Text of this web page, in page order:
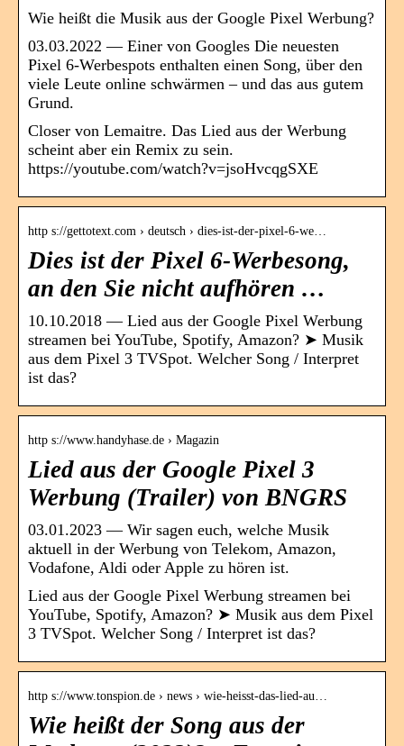
Wie heißt die Musik aus der Google Pixel Werbung?
03.03.2022 — Einer von Googles Die neuesten
Pixel 6-Werbespots enthalten einen Song, über den
viele Leute online schwärmen – und das aus gutem
Grund.
Closer von Lemaitre. Das Lied aus der Werbung
scheint aber ein Remix zu sein.
https://youtube.com/watch?v=jsoHvcqgSXE
http s://gettotext.com › deutsch › dies-ist-der-pixel-6-we…
Dies ist der Pixel 6-Werbesong,
an den Sie nicht aufhören …
10.10.2018 — Lied aus der Google Pixel Werbung
streamen bei YouTube, Spotify, Amazon? ➤ Musik
aus dem Pixel 3 TVSpot. Welcher Song / Interpret
ist das?
http s://www.handyhase.de › Magazin
Lied aus der Google Pixel 3
Werbung (Trailer) von BNGRS
03.01.2023 — Wir sagen euch, welche Musik
aktuell in der Werbung von Telekom, Amazon,
Vodafone, Aldi oder Apple zu hören ist.
Lied aus der Google Pixel Werbung streamen bei
YouTube, Spotify, Amazon? ➤ Musik aus dem Pixel
3 TVSpot. Welcher Song / Interpret ist das?
http s://www.tonspion.de › news › wie-heisst-das-lied-au…
Wie heißt der Song aus der